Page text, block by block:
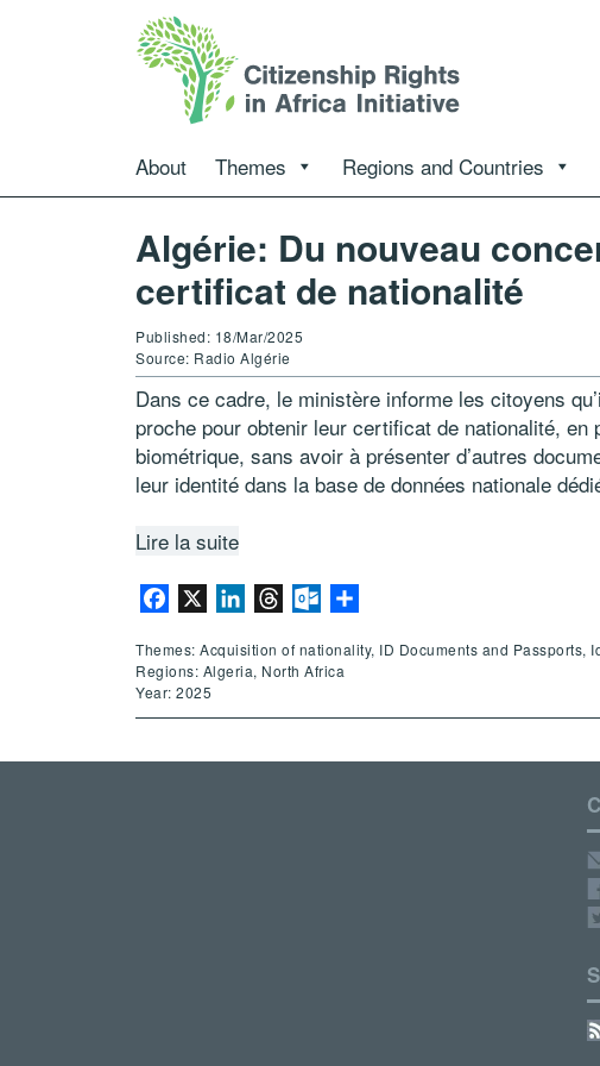
About Themes Regions and Countries
Algérie: Du nouveau
certificat de nationalité
Published: 18/Mar/2025
Source: Radio Algérie
Dans ce cadre, le ministère informe les citoyens
proche pour obtenir leur certificat de nationalité,
biométrique, sans avoir à présenter d’autres
leur identité dans la base de données nationale
Lire la suite
Facebook LinkedInThreadsOutlook.com
Themes: Acquisition of nationality, ID Documents and Passports,
Regions: Algeria, North Africa
Year: 2025